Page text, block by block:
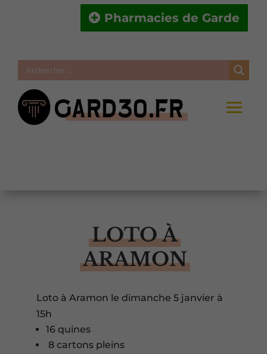
Pharmacies de Garde
LOTO À
ARAMON
Loto à Aramon le dimanche 5 janvier à
15h
16 quines
8 cartons pleins